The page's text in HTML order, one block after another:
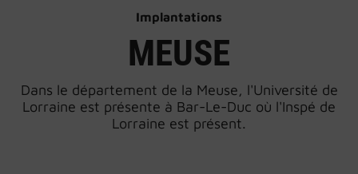
Implantations
MEUSE
Dans le département de la Meuse, l'Université de
Lorraine est présente à Bar-Le-Duc où l'Inspé de
Lorraine est présent.